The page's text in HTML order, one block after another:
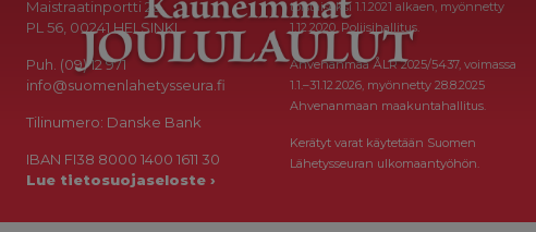
Maistraatinportti 2a
PL 56, 00241 HELSINKI
Puh. (09) 12 971
info@suomenlahetysseura.fi
Tilinumero: Danske Bank
IBAN FI38 8000 1400 1611 30
Lue tietosuojaseloste ›
toistaiseksi 1.1.2021 alkaen, myönnetty
1.12.2020, Poliisihallitus.
Ahvenanmaa ÅLR 2025/5437, voimassa
1.1.–31.12.2026, myönnetty 28.8.2025
Ahvenanmaan maakuntahallitus.
Kerätyt varat käytetään Suomen
Lähetysseuran ulkomaantyöhön.